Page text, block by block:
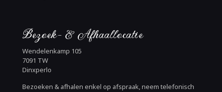
Bezoek- & Afhaallocatie
Wendelenkamp 105
7091 TW
Dinxperlo
Bezoeken & afhalen enkel op afspraak, neem telefonisch